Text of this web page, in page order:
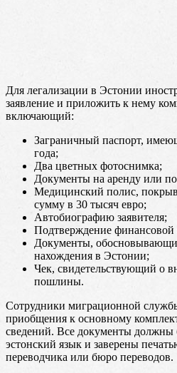
Для легализации в Эстонии
заявление и приложить к нему
включающий:
Заграничный паспорт,
года;
Два цветных фотоснимка;
Документы на аренду или
Медицинский полис,
сумму в 30 тысяч евро;
Автобиографию заявителя;
Подтверждение финансовой
Документы,
нахождения в Эстонии;
Чек, свидетельствующий о
пошлины.
Сотрудники миграционной
приобщения к основному
сведений. Все документы должны
эстонский язык и заверены
переводчика или бюро переводов.